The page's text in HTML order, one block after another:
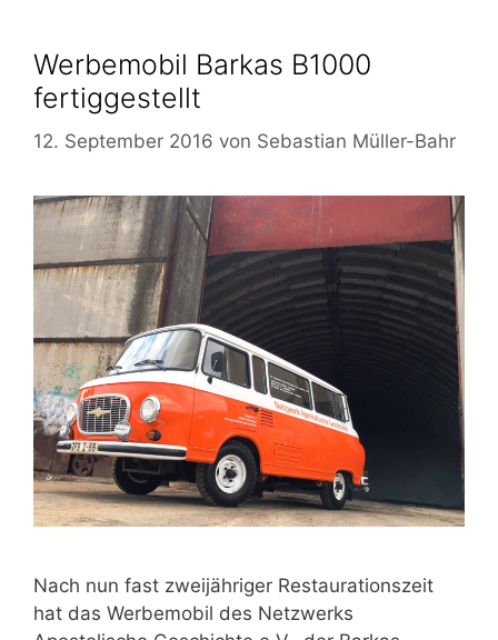
Werbemobil Barkas B1000
fertiggestellt
12. September 2016 von Sebastian Müller-Bahr
Nach nun fast zweijähriger Restaurationszeit
hat das Werbemobil des Netzwerks